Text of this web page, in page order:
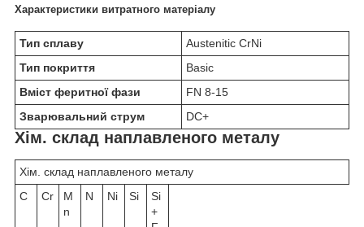
Характеристики витратного матеріалу
Тип сплаву
Austenitic CrNi
Тип покриття
Basic
Вміст феритної фази
FN 8-15
Зварювальний струм
DC+
Хім. склад наплавленого металу
Хім. склад наплавленого металу
C
Cr
M
n
N Ni Si
Si
+